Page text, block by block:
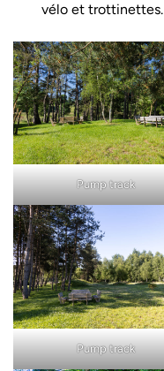
vélo et trottinettes.
Pump track
Pump track